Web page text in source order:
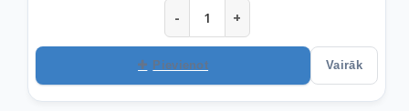
- +
Pievienot Vairāk